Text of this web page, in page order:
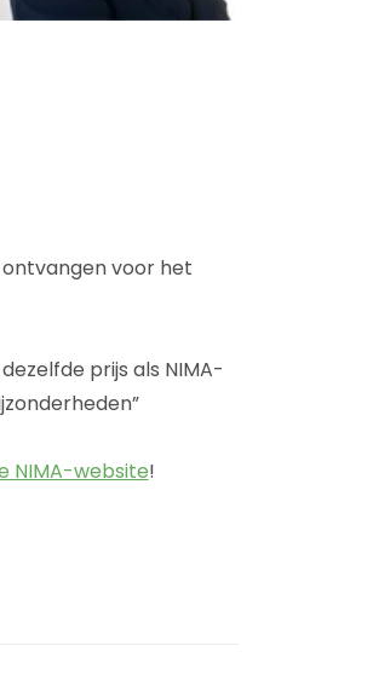
voor het
prijs als NIMA-
NIMA-website!